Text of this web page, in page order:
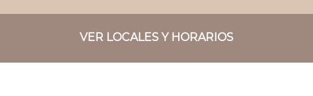
VER LOCALES Y HORARIOS